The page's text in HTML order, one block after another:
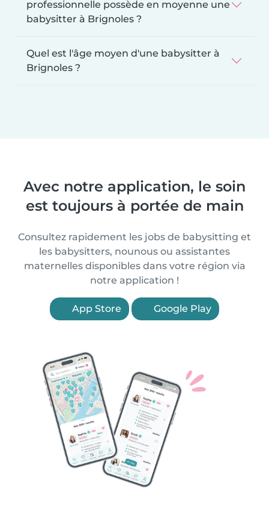
professionnelle possède en moyenne une
babysitter à Brignoles ?
Quel est l'âge moyen d'une babysitter à
Brignoles ?
Avec notre application, le soin
est toujours à portée de main
Consultez rapidement les jobs de babysitting et
les babysitters, nounous ou assistantes
maternelles disponibles dans votre région via
notre application !
App Store Google Play